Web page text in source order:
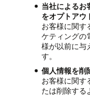
当社によるお
をオプトアウ
お客様に関す
ケティングの
様が以前に与
す。
個人情報を削
お客様に関す
たは削除する